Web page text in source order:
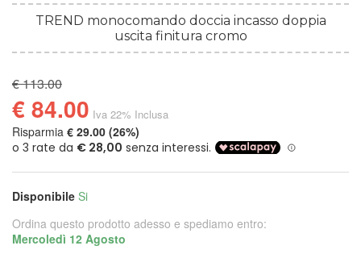
TREND monocomando doccia incasso doppia
uscita finitura cromo
€ 113.00
€ 84.00 Iva 22% Inclusa
Risparmia € 29.00 (26%)
Disponibile Si
Ordina questo prodotto adesso e spediamo entro:
Mercoledì 12 Agosto